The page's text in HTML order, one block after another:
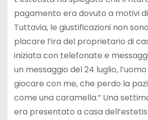
pagamento era dovuto a motivi
Tuttavia, le giustificazioni non
placare l’ira del proprietario di
iniziata con telefonate e
un messaggio del 24 luglio,
giocare con me, che perdo la
come una caramella.” Una
era presentato a casa